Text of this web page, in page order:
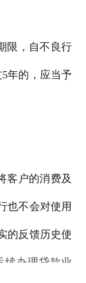
限，自不良行
年的，应当予
客户的消费及
也不会对使用
的反馈历史使
续办理贷款业